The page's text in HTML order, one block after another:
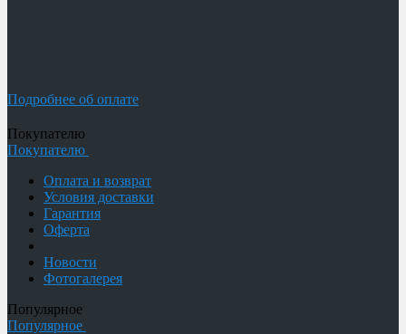
Подробнее об оплате
Покупателю
Покупателю
Оплата и возврат
Условия доставки
Гарантия
Оферта
Новости
Фотогалерея
Популярное
Популярное